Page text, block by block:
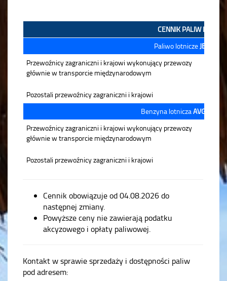
CENNIK PALIW
Paliwo lotniczeJET A-1
Przewoźnicy zagraniczni i krajowi wykonujący przewozy
głównie w transporcie międzynarodowym
Pozostali przewoźnicy zagraniczni i krajowi
Benzyna lotniczaAVGAS
Przewoźnicy zagraniczni i krajowi wykonujący przewozy
głównie w transporcie międzynarodowym
Pozostali przewoźnicy zagraniczni i krajowi
Cennik obowiązuje od 04.08.2026 do
następnej zmiany.
Powyższe ceny nie zawierają podatku
akcyzowego i opłaty paliwowej.
Kontakt w sprawie sprzedaży i dostępności paliw
pod adresem: